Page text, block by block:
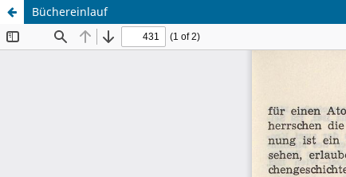
Büchereinlauf